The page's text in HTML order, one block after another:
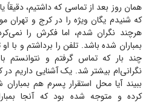
همان روز بعد از تماسی که داشتیم،
که شنیدم یگان ویژه را در کرج و تهران
هرچند نگران شدم، اما فکرش را
بمباران شده باشد. تلفن را برداشتم و با
چند بار که تماس گرفتم و نتوانستم
نگرانی‌ام بیشتر شد. یک آشنایی داریم
ببیند آیا محل استقرار پسرم هم
کرده و متوجه شده بود که آنجا